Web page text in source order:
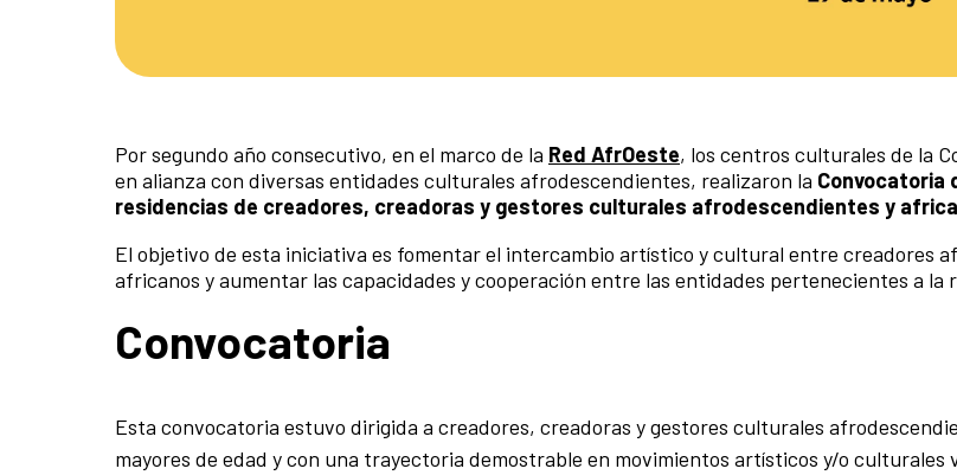
Por segundo año consecutivo, en el marco de la Red AfrOeste, los centros culturales de la
en alianza con diversas entidades culturales afrodescendientes, realizaron la Convocatoria
residencias de creadores, creadoras y gestores culturales afrodescendientes y
El objetivo de esta iniciativa es fomentar el intercambio artístico y cultural entre creadores
africanos y aumentar las capacidades y cooperación entre las entidades pertenecientes a la
Convocatoria
Esta convocatoria estuvo dirigida a creadores, creadoras y gestores culturales
mayores de edad y con una trayectoria demostrable en movimientos artísticos y/o culturales